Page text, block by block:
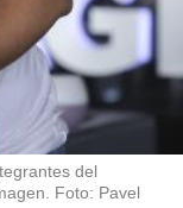
del
Foto: Pavel